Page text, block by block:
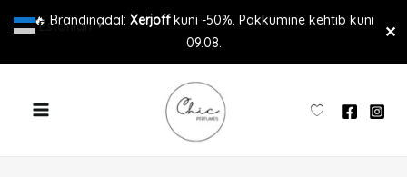
🔥 Brändinädal: Xerjoffkuni -50%. Pakkumine kehtib kuni
09.08.
✕
Estonian ▼